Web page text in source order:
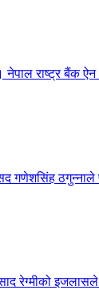
राष्ट्र बैंक
ठगुन्नाले
रेग्मीको